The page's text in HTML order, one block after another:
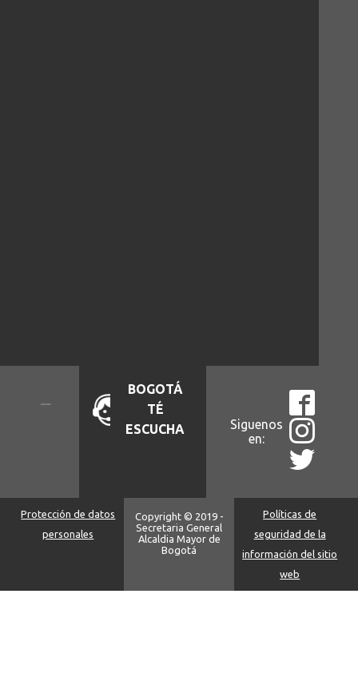
BOGOTÁ
TÉ
ESCUCHA
Siguenos
en:
Protección de datos
personales
Copyright © 2019 -
Secretaria General
Alcaldia Mayor de
Bogotá
Políticas de
seguridad de la
información del sitio
web